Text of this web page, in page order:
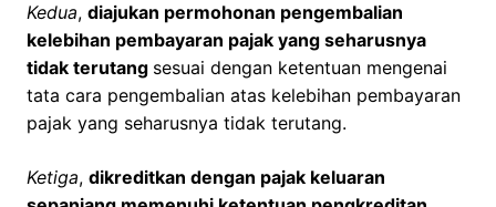
Kedua, diajukan permohonan pengembalian
kelebihan pembayaran pajak yang seharusnya
tidak terutang sesuai dengan ketentuan mengenai
tata cara pengembalian atas kelebihan pembayaran
pajak yang seharusnya tidak terutang.
Ketiga, dikreditkan dengan pajak keluaran